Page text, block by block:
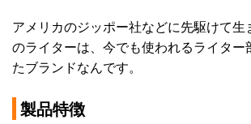
アメリカのジッポー社などに先駆けて生
のライターは、今でも使われるライター
たブランドなんです。
製品特徴